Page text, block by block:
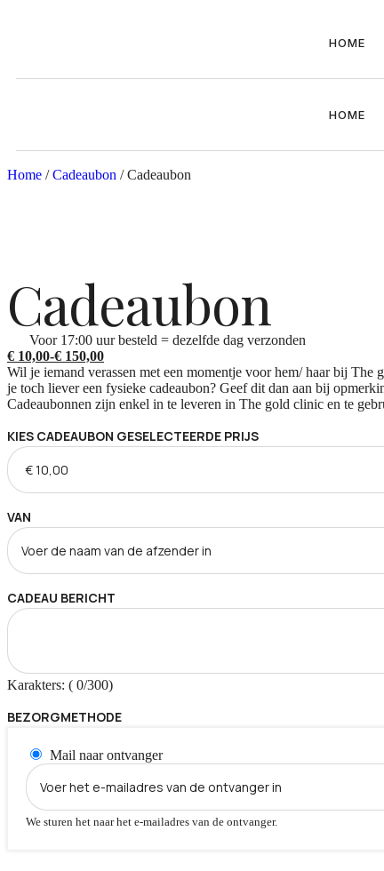
HOME
HOME
Home /Cadeaubon / Cadeaubon
Cadeaubon
Voor 17:00 uur besteld = dezelfde dag verzonden
€ 10,00-€ 150,00
Wil je iemand verassen met een momentje voor hem/ haar bij
je toch liever een fysieke cadeaubon? Geef dit dan aan bij
Cadeaubonnen zijn enkel in te leveren in The gold clinic en te
KIES CADEAUBON GESELECTEERDE PRIJS
VAN
CADEAU BERICHT
Karakters: ( 0/300)
BEZORGMETHODE
Mail naar ontvanger
We sturen het naar het e-mailadres van de ontvanger.